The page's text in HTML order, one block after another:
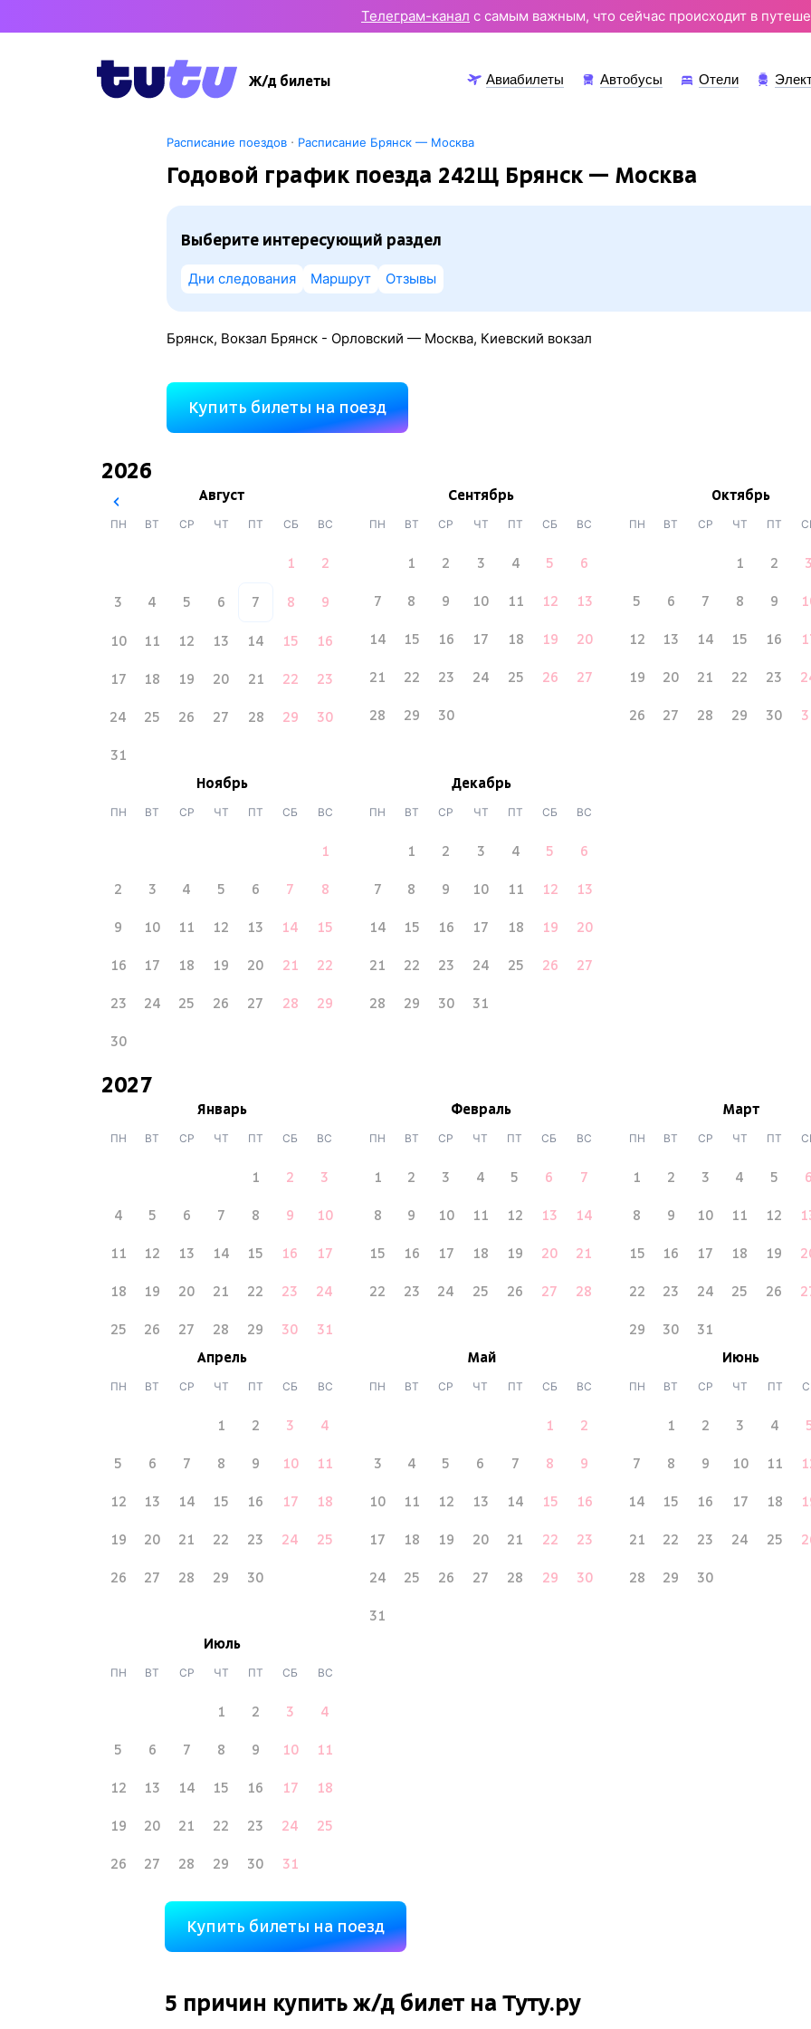
Телеграм-канал с самым важным, что сейчас происходит в
Ж/д билеты Авиабилеты Автобусы Отели
Расписание поездов· Расписание Брянск — Москва
Годовой график поезда 242Щ Брянск — Москва
Выберите интересующий раздел
Дни следования Маршрут Отзывы
Брянск, Вокзал Брянск - Орловский — Москва, Киевский вокзал
Купить билеты на поезд
2026
Август
ПН ВТ СР ЧТ ПТ СБ ВС
1 2
3 4 5 6 7 8 9
10 11 12 13 14 15 16
17 18 19 20 21 22 23
24 25 26 27 28 29 30
31
Сентябрь
ПН ВТ СР ЧТ ПТ СБ ВС
1 2 3 4 5 6
7 8 9 10 11 12 13
14 15 16 17 18 19 20
21 22 23 24 25 26 27
28 29 30
Октябрь
ПН ВТ СР ЧТ ПТ
1 2 3
5 6 7 8 9
12 13 14 15 16
19 20 21 22 23
26 27 28 29 30
Ноябрь
ПН ВТ СР ЧТ ПТ СБ ВС
1
2 3 4 5 6 7 8
9 10 11 12 13 14 15
16 17 18 19 20 21 22
23 24 25 26 27 28 29
30
Декабрь
ПН ВТ СР ЧТ ПТ СБ ВС
1 2 3 4 5 6
7 8 9 10 11 12 13
14 15 16 17 18 19 20
21 22 23 24 25 26 27
28 29 30 31
2027
Январь
ПН ВТ СР ЧТ ПТ СБ ВС
1 2 3
4 5 6 7 8 9 10
11 12 13 14 15 16 17
18 19 20 21 22 23 24
25 26 27 28 29 30 31
Февраль
ПН ВТ СР ЧТ ПТ СБ ВС
1 2 3 4 5 6 7
8 9 10 11 12 13 14
15 16 17 18 19 20 21
22 23 24 25 26 27 28
Март
ПН ВТ СР ЧТ ПТ
1 2 3 4 5 6
8 9 10 11 12
15 16 17 18 19
22 23 24 25 26
29 30
31
Апрель
ПН ВТ СР ЧТ ПТ СБ ВС
1 2 3 4
5 6 7 8 9 10 11
12 13 14 15 16 17 18
19 20 21 22 23 24 25
26 27 28 29 30
Май
ПН ВТ СР ЧТ ПТ СБ ВС
1 2
3 4 5 6 7 8 9
10 11 12 13 14 15 16
17 18 19 20 21 22 23
24 25 26 27 28 29 30
31
Июнь
ПН ВТ СР ЧТ ПТ
1 2 3 4
7 8 9 10 11
14 15 16 17 18
21 22 23 24 25
28 29 30
Июль
ПН ВТ СР ЧТ ПТ СБ ВС
1 2 3 4
5 6 7 8 9 10 11
12 13 14 15 16 17 18
19 20 21 22 23 24 25
26 27 28 29 30 31
Купить билеты на поезд
5 причин купить ж/дбилет на Туту.ру